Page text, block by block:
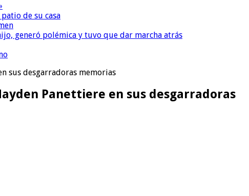
de su casa
generó polémica y tuvo que dar marcha atrás
sus desgarradoras memorias
Panettiere en sus desgarradoras